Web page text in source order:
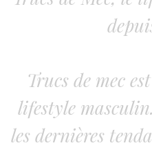
Trucs de mec
lifestyle
les dernières